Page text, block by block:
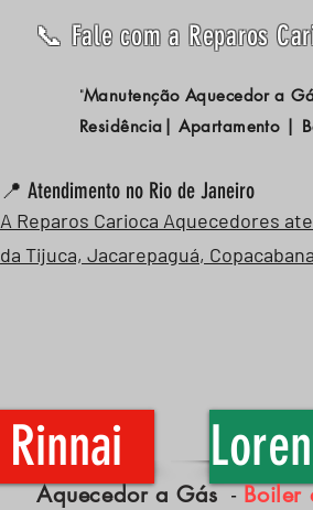
📞 Fale com a Reparos
"Manutenção Aquecedor a
Residência| Apartamento |
📍 Atendimento no Rio de Janeiro
A Reparos Carioca Aquecedores
da Tijuca, Jacarepaguá, Copacabana
Rinnai
Aquecedor a Gás-Boiler